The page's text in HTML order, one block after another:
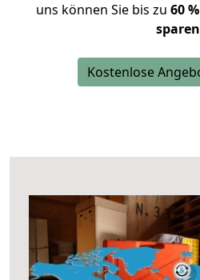
uns können Sie bis zu 60
sparen
Kostenlose